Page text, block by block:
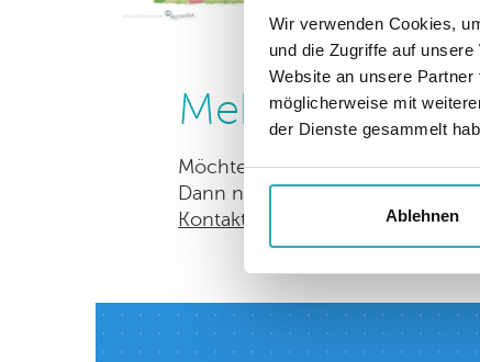
Wir verwenden Cookies,
und die Zugriffe auf
Website an unsere
möglicherweise mit
der Dienste gesammelt
Ablehnen
Mehr Infos
Möchten Sie weitere
Dann nehmen Sie bitte Kontakt
Kontaktformular aus.